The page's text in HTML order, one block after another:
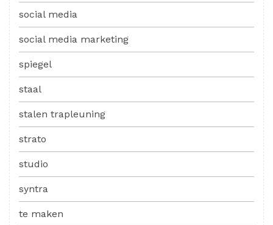
social media
social media marketing
spiegel
staal
stalen trapleuning
strato
studio
syntra
te maken